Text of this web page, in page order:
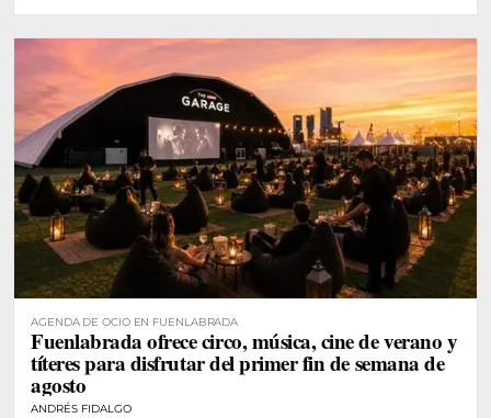
AGENDA DE OCIO EN FUENLABRADA
Fuenlabrada ofrece circo, música, cine de verano y
títeres para disfrutar del primer fin de semana de
agosto
ANDRÉS FIDALGO